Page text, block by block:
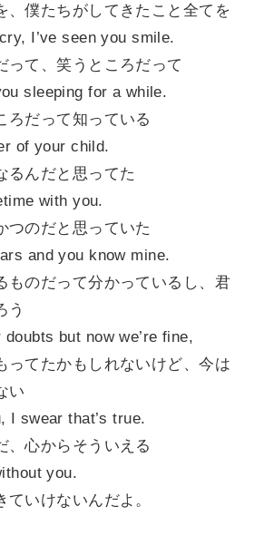
、僕たちがしてきたこと全てを
I’ve seen you smile.
って、笑うところだって
sleeping for a while.
ろだって知っている
of your child.
るんだと思ってた
with you.
つのだと思っていた
and you know mine.
ものだって分かっているし、君
う
doubts but now we’re fine,
ってたかもしれないけど、今は
い
I swear that’s true.
、心からそういえる
you.
ていけないんだよ。